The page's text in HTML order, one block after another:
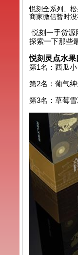
悦刻全系列、
商家微信暂时
悦刻一手货源
探索一下那些
悦刻灵点水果
第1名：西瓜
第2名：葡气
第3名：草莓